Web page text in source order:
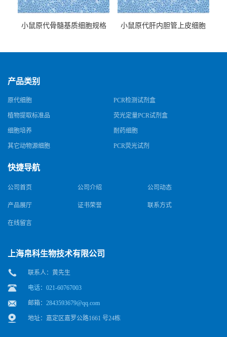
小鼠原代骨髓基质细胞规格
小鼠原代肝内胆管上皮细胞
产品类别
原代细胞 PCR检测试剂盒
植物提取标准品 荧光定量PCR试剂盒
细胞培养 耐药细胞
其它动物源细胞 PCR荧光试剂
快捷导航
公司首页 公司介绍 公司动态
产品展厅 证书荣誉 联系方式
在线留言
上海帛科生物技术有限公司
联系人：黄先生
电话：021-60767003
邮箱： 2843593679@qq.com
地址：嘉定区嘉罗公路1661 号24栋